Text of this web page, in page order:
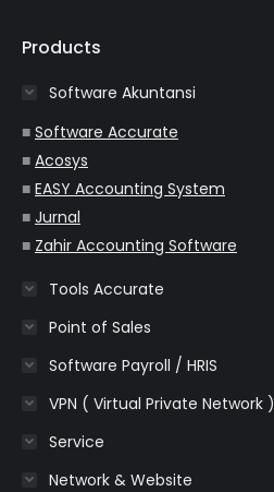
opens
new
window
opens
new
window
new
window
new
window
new
window
Products
Software Akuntansi
■ Software Accurate
■ Acosys
■ EASY Accounting System
■ Jurnal
■ Zahir Accounting Software
Tools Accurate
Point of Sales
Software Payroll / HRIS
VPN ( Virtual Private Network )
Service
Network & Website